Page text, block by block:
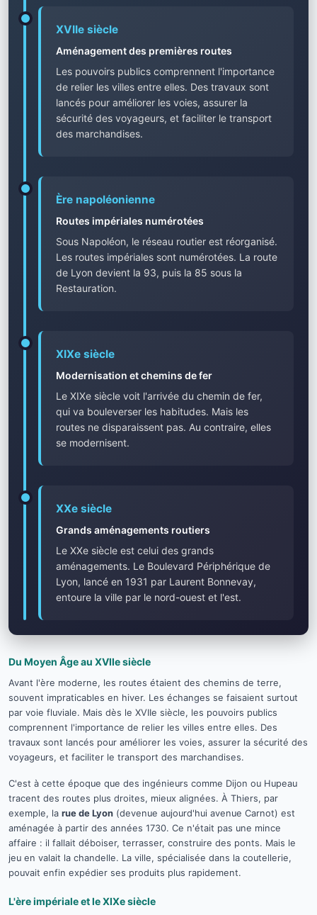
XVIIe siècle
Aménagement des premières routes
Les pouvoirs publics comprennent l'importance
de relier les villes entre elles. Des travaux sont
lancés pour améliorer les voies, assurer la
sécurité des voyageurs, et faciliter le transport
des marchandises.
Ère napoléonienne
Routes impériales numérotées
Sous Napoléon, le réseau routier est réorganisé.
Les routes impériales sont numérotées. La route
de Lyon devient la 93, puis la 85 sous la
Restauration.
XIXe siècle
Modernisation et chemins de fer
Le XIXe siècle voit l'arrivée du chemin de fer,
qui va bouleverser les habitudes. Mais les
routes ne disparaissent pas. Au contraire, elles
se modernisent.
XXe siècle
Grands aménagements routiers
Le XXe siècle est celui des grands
aménagements. Le Boulevard Périphérique de
Lyon, lancé en 1931 par Laurent Bonnevay,
entoure la ville par le nord-ouest et l'est.
Du Moyen Âge au XVIIe siècle
Avant l'ère moderne, les routes étaient des chemins de terre,
souvent impraticables en hiver. Les échanges se faisaient surtout
par voie fluviale. Mais dès le XVIIe siècle, les pouvoirs publics
comprennent l'importance de relier les villes entre elles. Des
travaux sont lancés pour améliorer les voies, assurer la sécurité des
voyageurs, et faciliter le transport des marchandises.
C'est à cette époque que des ingénieurs comme Dijon ou Hupeau
tracent des routes plus droites, mieux alignées. À Thiers, par
exemple, la rue de Lyon (devenue aujourd'hui avenue Carnot) est
aménagée à partir des années 1730. Ce n'était pas une mince
affaire : il fallait déboiser, terrasser, construire des ponts. Mais le
jeu en valait la chandelle. La ville, spécialisée dans la coutellerie,
pouvait enfin expédier ses produits plus rapidement.
L'ère impériale et le XIXe siècle